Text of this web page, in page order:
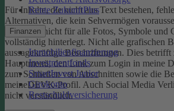
Rente ZukunftPlus
Finanzen
Immobilienfinanzierung
Investmentfonds
SmartInvest Junior
Girokonto
Restschuldversicherung
Für Inhalte, die nicht aus Text bestehen,
Alternativen, die kein Sehvermögen
sind noch nicht für alle Fotos, Symbole
vollständig hinterlegt. Nicht alle grafischen
aussagekräftige Beschriftungen. Dies betrifft
Hauptmenü, den Link zum Login in meine
zum Schließen von Abschnitten sowie die
meineDEVK-Profil. Auch Social Media
nicht verständlich.